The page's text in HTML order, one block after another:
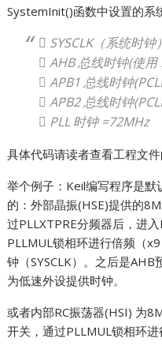
SystemInit()函数中设置的系
 SYSCLK（系统时
 AHB 总线时钟(使用
 APB1 总线时钟
 APB2 总线时钟
 PLL 时钟 =72MHz
具体代码请读者查看工程文
举个例子：Keil编写程序是
的：外部晶振(HSE)提供的
过PLLXTPRE分频器后，进
PLLMUL锁相环进行倍频（
钟（SYSCLK）。之后是
为低速外设提供时钟。
或者内部RC振荡器(HSI) 为
开关，通过PLLMUL锁相环